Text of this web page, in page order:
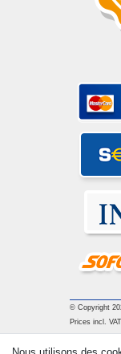
© Copyright
Prices incl.
Applies to